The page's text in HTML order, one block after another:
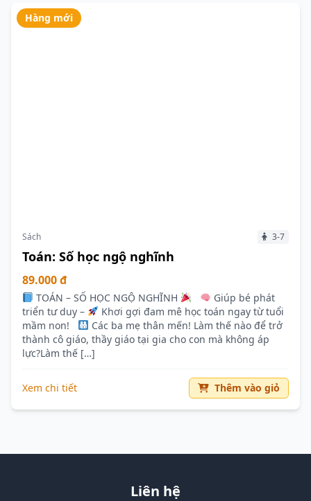
Hàng mới
Sách 3-7
Toán: Số học ngộ nghĩnh
89.000 đ
TOÁN – SỐ HỌC NGỘ NGHĨNH
Giúp bé phát
triển tư duy –
Khơi gợi đam mê học toán ngay từ tuổi
mầm non!
Các ba mẹ thân mến! Làm thế nào để trở
thành cô giáo, thầy giáo tại gia cho con mà không áp
lực?Làm thế […]
Xem chi tiết Thêm vào giỏ
Liên hệ